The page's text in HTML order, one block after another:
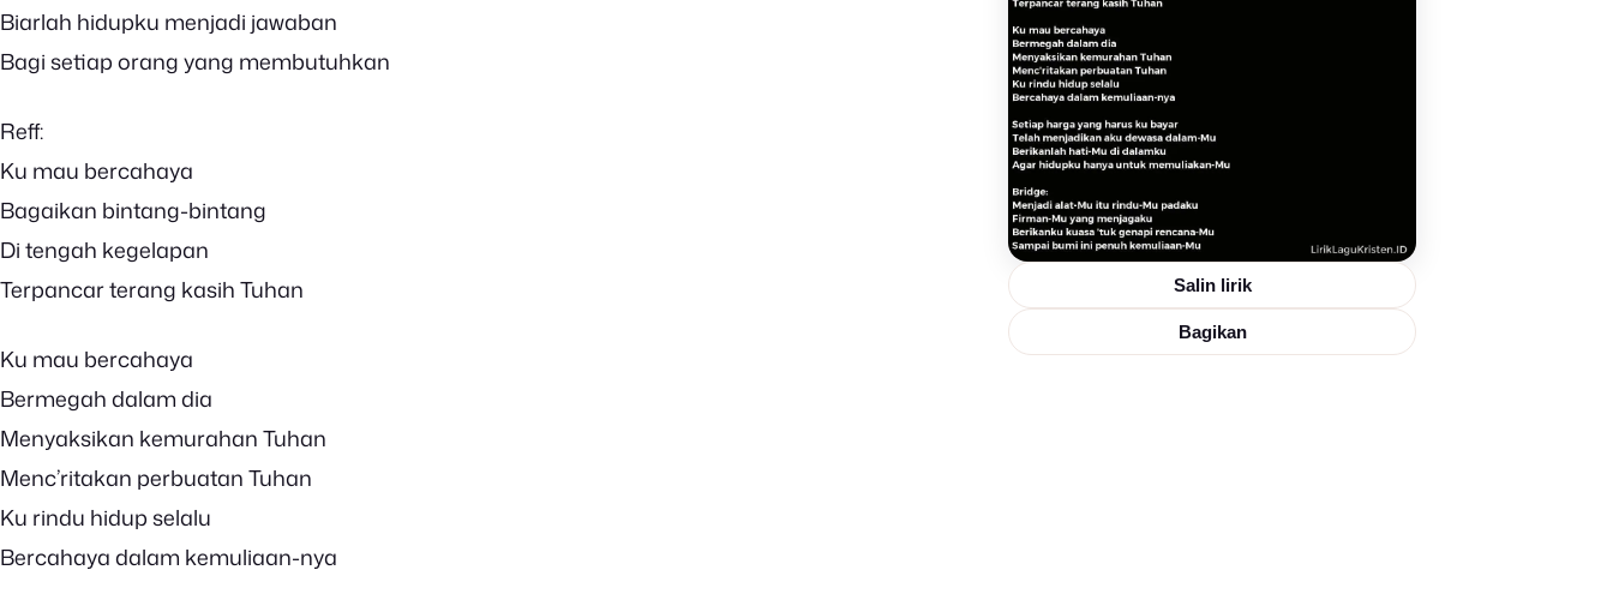
Salin lirik
Bagikan
Biarlah hidupku menjadi jawaban
Bagi setiap orang yang membutuhkan
Reff:
Ku mau bercahaya
Bagaikan bintang-bintang
Di tengah kegelapan
Terpancar terang kasih Tuhan
Ku mau bercahaya
Bermegah dalam dia
Menyaksikan kemurahan Tuhan
Menc’ritakan perbuatan Tuhan
Ku rindu hidup selalu
Bercahaya dalam kemuliaan-nya